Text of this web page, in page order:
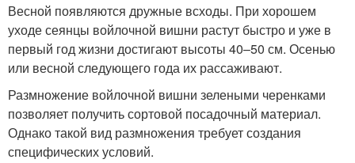
Весной появляются дружные всходы. При хорошем
уходе сеянцы войлочной вишни растут быстро и уже в
первый год жизни достигают высоты 40–50 см. Осенью
или весной следующего года их рассаживают.
Размножение войлочной вишни зелеными черенками
позволяет получить сортовой посадочный материал.
Однако такой вид размножения требует создания
специфических условий.